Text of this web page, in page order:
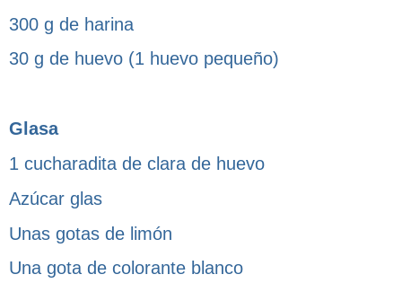
300 g de harina
30 g de huevo (1 huevo pequeño)
Glasa
1 cucharadita de clara de huevo
Azúcar glas
Unas gotas de limón
Una gota de colorante blanco